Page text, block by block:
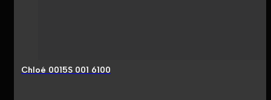
Chloé 0015S 001 6100